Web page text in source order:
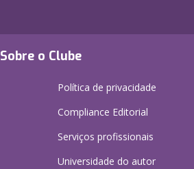
Sobre o Clube
Política de privacidade
Compliance Editorial
Serviços profissionais
Universidade do autor